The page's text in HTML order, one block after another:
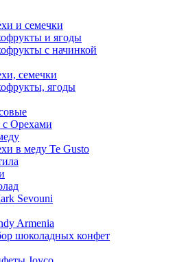
и семечки
и ягоды
с начинкой
семечки
ягоды
с Орехами
в меду Te Gusto
Sevouni
Armenia
шоколадных конфет